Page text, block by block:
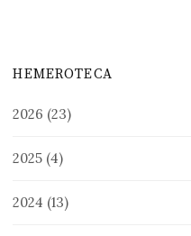
HEMEROTECA
2026 (23)
2025 (4)
2024 (13)